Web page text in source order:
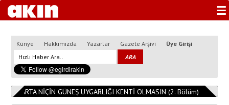
☰
Künye Hakkımızda Yazarlar Gazete Arşivi Üye Girişi
ISPARTA NİÇİN GÜNEŞ UYGARLIĞI KENTİ OLMASIN (2. Bölüm) 11:08:14